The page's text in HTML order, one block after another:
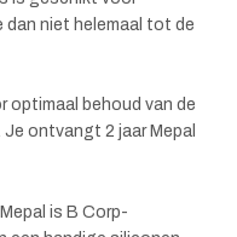
dan niet helemaal tot de
optimaal behoud van de
ontvangt 2 jaar Mepal
is B Corp-